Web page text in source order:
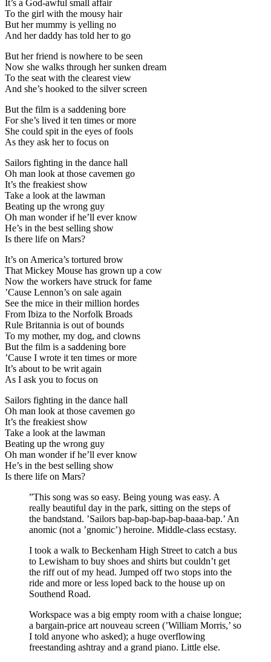
It’s a God-awful small affair
To the girl with the mousy hair
But her mummy is yelling no
And her daddy has told her to go
But her friend is nowhere to be seen
Now she walks through her sunken dream
To the seat with the clearest view
And she’s hooked to the silver screen
But the film is a saddening bore
For she’s lived it ten times or more
She could spit in the eyes of fools
As they ask her to focus on
Sailors fighting in the dance hall
Oh man look at those cavemen go
It’s the freakiest show
Take a look at the lawman
Beating up the wrong guy
Oh man wonder if he’ll ever know
He’s in the best selling show
Is there life on Mars?
It’s on America’s tortured brow
That Mickey Mouse has grown up a cow
Now the workers have struck for fame
’Cause Lennon’s on sale again
See the mice in their million hordes
From Ibiza to the Norfolk Broads
Rule Britannia is out of bounds
To my mother, my dog, and clowns
But the film is a saddening bore
’Cause I wrote it ten times or more
It’s about to be writ again
As I ask you to focus on
Sailors fighting in the dance hall
Oh man look at those cavemen go
It’s the freakiest show
Take a look at the lawman
Beating up the wrong guy
Oh man wonder if he’ll ever know
He’s in the best selling show
Is there life on Mars?
”This song was so easy. Being young was easy. A
really beautiful day in the park, sitting on the steps of
the bandstand. ’Sailors bap-bap-bap-bap-baaa-bap.’ An
anomic (not a ’gnomic’) heroine. Middle-class ecstasy.
I took a walk to Beckenham High Street to catch a bus
to Lewisham to buy shoes and shirts but couldn’t get
the riff out of my head. Jumped off two stops into the
ride and more or less loped back to the house up on
Southend Road.
Workspace was a big empty room with a chaise longue;
a bargain-price art nouveau screen (’William Morris,’ so
I told anyone who asked); a huge overflowing
freestanding ashtray and a grand piano. Little else.